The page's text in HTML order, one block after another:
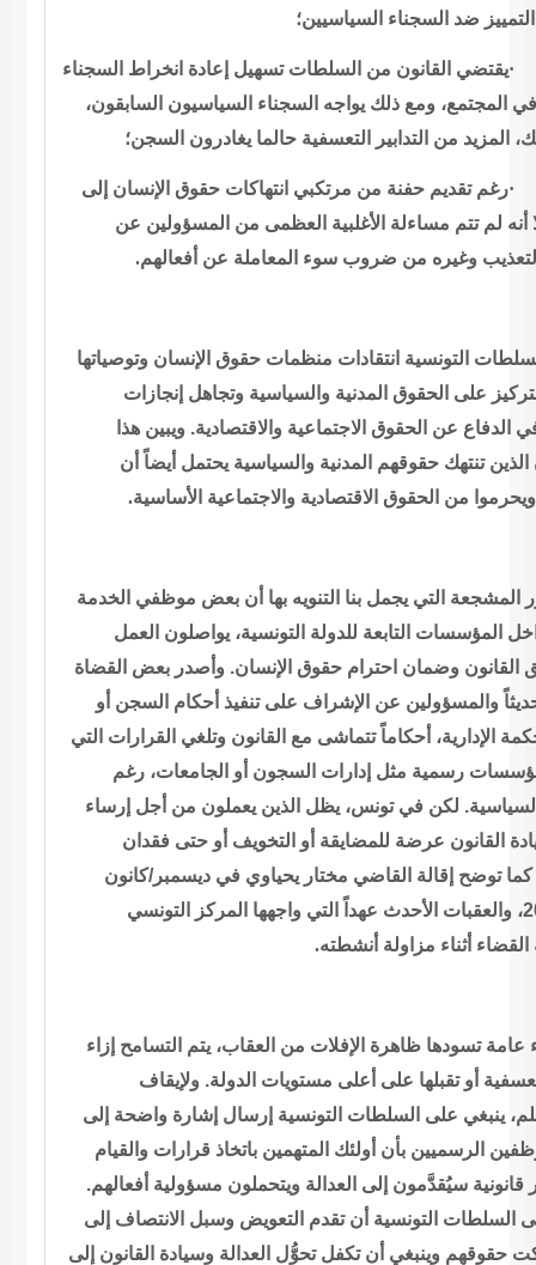
ضد السجناء السياسيين؛
يقتضي القانون من السلطات تسهيل إعادة انخراط السجناء
المجتمع، ومع ذلك يواجه السجناء السياسيون السابقون،
المزيد من التدابير التعسفية حالما يغادرون السجن؛
رغم تقديم حفنة من مرتكبي انتهاكات حقوق الإنسان إلى
أنه لم تتم مساءلة الأغلبية العظمى من المسؤولين عن
وغيره من ضروب سوء المعاملة عن أفعالهم.
التونسية انتقادات منظمات حقوق الإنسان وتوصياتها
على الحقوق المدنية والسياسية وتجاهل إنجازات
الدفاع عن الحقوق الاجتماعية والاقتصادية. ويبين هذا
الذين تنتهك حقوقهم المدنية والسياسية يحتمل أيضاً أن
من الحقوق الاقتصادية والاجتماعية الأساسية.
المشجعة التي يجمل بنا التنويه بها أن بعض موظفي الخدمة
المؤسسات التابعة للدولة التونسية، يواصلون العمل
القانون وضمان احترام حقوق الإنسان. وأصدر بعض القضاة
والمسؤولين عن الإشراف على تنفيذ أحكام السجن أو
الإدارية، أحكاماً تتماشى مع القانون وتلغي القرارات التي
رسمية مثل إدارات السجون أو الجامعات، رغم
لكن في تونس، يظل الذين يعملون من أجل إرساء
القانون عرضة للمضايقة أو التخويف أو حتى فقدان
توضح إقالة القاضي مختار يحياوي في ديسمبر/كانون
واجهها المركز التونسي
القضاء أثناء مزاولة أنشطته.
عامة تسودها ظاهرة الإفلات من العقاب، يتم التسامح إزاء
أو تقبلها على أعلى مستويات الدولة. ولإيقاف
ينبغي على السلطات التونسية إرسال إشارة واضحة إلى
الرسميين بأن أولئك المتهمين باتخاذ قرارات والقيام
قانونية سيُقدَّمون إلى العدالة ويتحملون مسؤولية أفعالهم.
السلطات التونسية أن تقدم التعويض وسبل الانتصاف إلى
حقوقهم وينبغي أن تكفل تحوُّل العدالة وسيادة القانون إلى